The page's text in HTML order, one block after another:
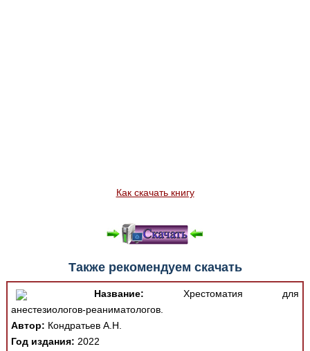
Как скачать книгу
Также рекомендуем скачать
Название: Хрестоматия для
анестезиологов-реаниматологов.
Автор: Кондратьев А.Н.
Год издания: 2022